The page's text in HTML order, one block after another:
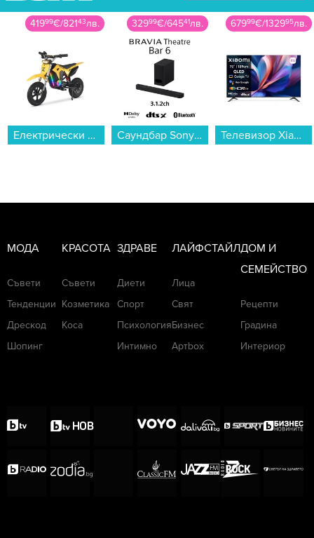
41999€/82143лв.
Електрически скутер/тротинетка MANTA Xrider CROSS 12 Pro (Детски ел. скутер) , 12.00 inch, 67.00 cm...
32999€/64541лв.
Саундбар Sony HTB600 BRAVIA THEATRE BAR 6...
67999€/132995лв.
Телевизор Xiaomi A Pro 75 2026 / ELA5840EU , 189 см, 3840x2160 UHD-4K , 75 inch, Android , QLED ...
МОДА
Съвети
Тенденции
Дрескод
Шопинг
КРАСОТА
Съвети
Козметика
Коса
ЗДРАВЕ
Диети
Спорт
Психология
Интимно
ЛАЙФСТАЙЛ
Лица
Свят
Бизнес
Артbox
ДОМ И
СЕМЕЙСТВО
Рецепти
Градина
Интериор